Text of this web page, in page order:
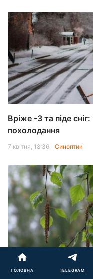
Вріже -3 та піде
похолодання
7 квітня, 18:36 Синоптик
Київ накриє різке
ГОЛОВНА TELEGRAM